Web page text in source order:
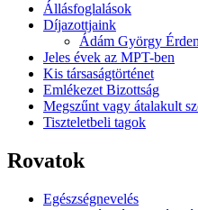
Állásfoglalások
Díjazottjaink
Ádám György
Jeles évek az MPT-ben
Kis társaságtörténet
Emlékezet Bizottság
Megszűnt vagy átalakult
Tiszteletbeli tagok
Rovatok
Egészségnevelés